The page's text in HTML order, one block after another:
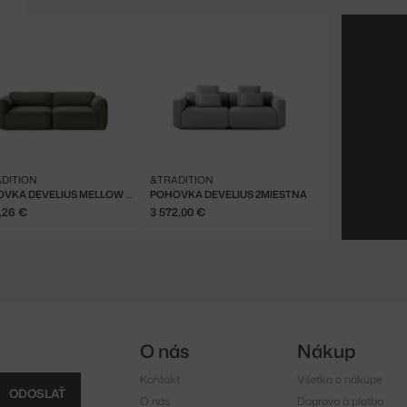
POHOVKA DEVELIUS MELLOW A, BARNUM 08
€
POHOVKA DEVELIUS 2MIESTNA
&TRADITION
3 572,00 €
ODOSLAŤ
O nás
Kontakt
O nás
Nákup
Všetko o nákupe
Doprava a platba